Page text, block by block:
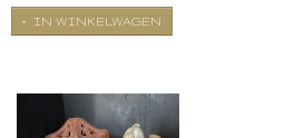
IN WINKELWAGEN